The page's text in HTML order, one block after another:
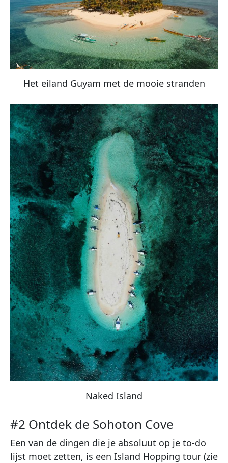
Het eiland Guyam met de mooie stranden
Naked Island
#2 Ontdek de Sohoton Cove
Een van de dingen die je absoluut op je to-do
lijst moet zetten, is een Island Hopping tour (zie